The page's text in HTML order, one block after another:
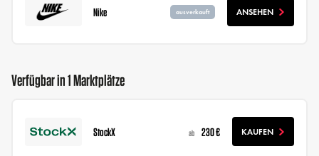
Nike ausverkauft ANSEHEN
Verfügbar in 1 Marktplätze
StockX ab 230 € KAUFEN